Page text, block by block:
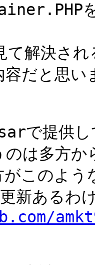
て解決さ
容だと思
で提供
のは多方か
このよ